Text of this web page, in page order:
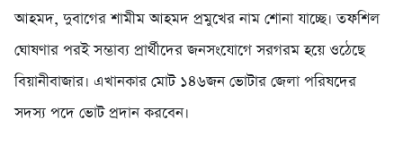
আহমদ, দুবাগের শামীম আহমদ প্রমুখের নাম শোনা যাচ্ছে। তফশিল
ঘোষণার পরই সম্ভাব্য প্রার্থীদের জনসংযোগে সরগরম হয়ে ওঠেছে
বিয়ানীবাজার। এখানকার মোট ১৪৬জন ভোটার জেলা পরিষদের
সদস্য পদে ভোট প্রদান করবেন।